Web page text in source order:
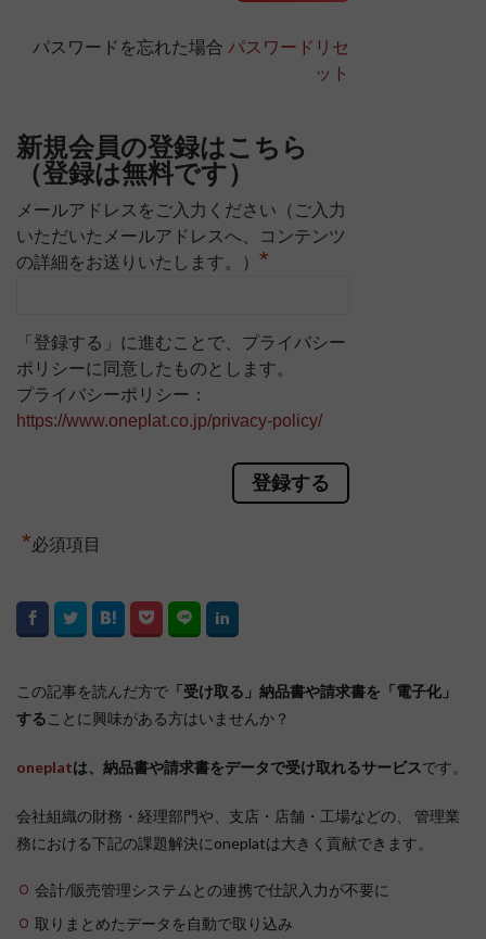
パスワードを忘れた場合 パスワードリセ
ット
新規会員の登録はこちら
（登録は無料です）
メールアドレスをご入力ください（ご入力
いただいたメールアドレスへ、コンテンツ
の詳細をお送りいたします。） *
「登録する」に進むことで、プライバシー
ポリシーに同意したものとします。
プライバシーポリシー：
https://www.oneplat.co.jp/privacy-policy/
*必須項目
この記事を読んだ方で 「受け取る」納品書や請求書を「電子化」
する ことに興味がある方はいませんか？
oneplatは、納品書や請求書をデータで受け取れるサービスです。
会社組織の財務・経理部門や、支店・店舗・工場などの、 管理業
務における下記の課題解決にoneplatは大きく貢献できます。
会計/販売管理システムとの連携で仕訳入力が不要に
取りまとめたデータを自動で取り込み